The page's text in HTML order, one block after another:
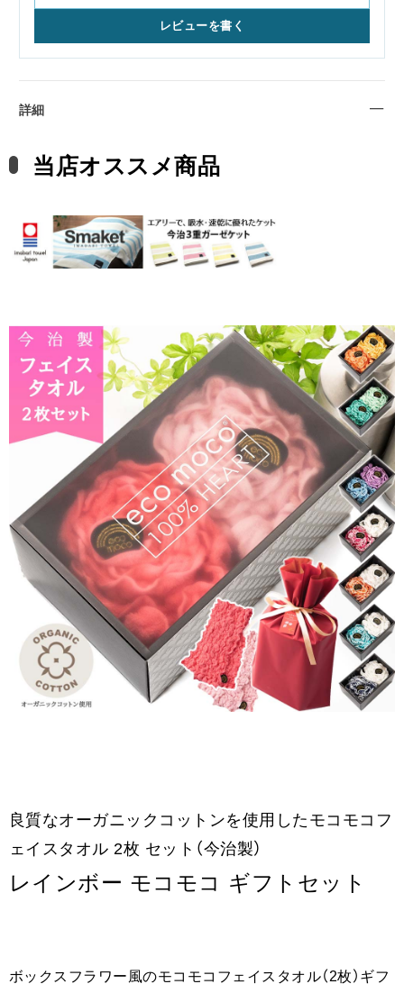
レビューを書く
詳細
当店オススメ商品
良質なオーガニックコットンを使用したモコモコフ
ェイスタオル 2枚 セット（今治製）
レインボー モコモコ ギフトセット
ボックスフラワー風のモコモコフェイスタオル（2枚）ギフ